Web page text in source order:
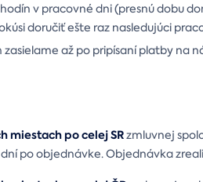
v pracovné dni (presnú dobu
doručiť ešte raz nasledujúci
až po pripísaní platby na
miestach po celej SRzmluvnej
po objednávke. Objednávka